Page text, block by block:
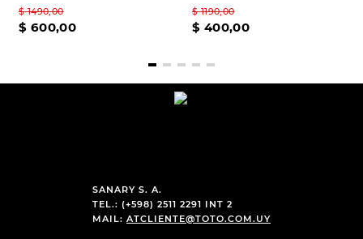
$ 1490,00
$ 600,00
$ 1190,00
$ 400,00
SANARY S. A.
TEL.: (+598) 2511 2291 INT 2
MAIL: ATCLIENTE@TOTO.COM.UY